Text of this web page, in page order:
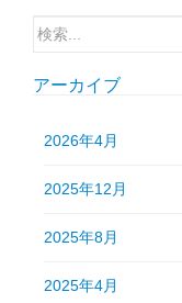
検
アーカイブ
2026年4月
2025年12月
2025年8月
2025年4月